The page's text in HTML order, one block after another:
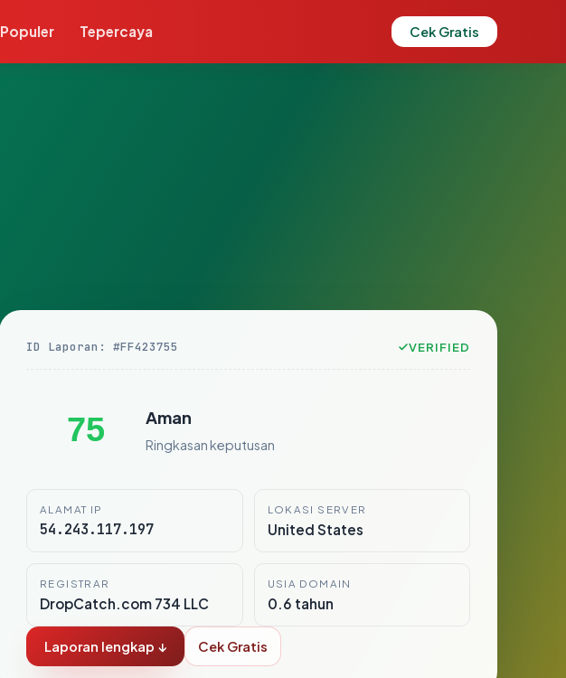
Populer Tepercaya Cek Gratis
ID Laporan: #FF423755 VERIFIED
75 Aman
Ringkasan keputusan
ALAMAT IP
54.243.117.197
LOKASI SERVER
United States
REGISTRAR
DropCatch.com 734 LLC
USIA DOMAIN
0.6 tahun
Laporan lengkap ↓ Cek Gratis